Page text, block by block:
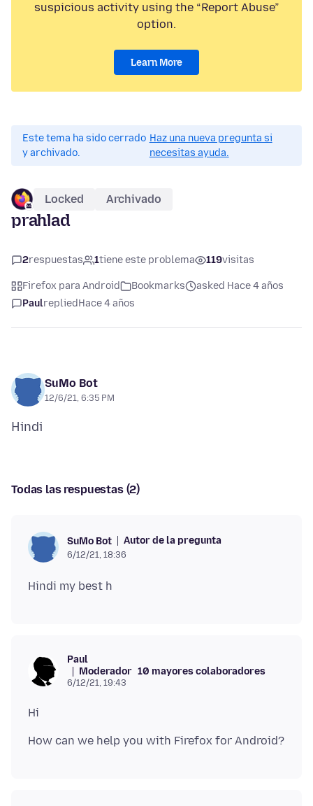
suspicious activity using the “Report Abuse”
option.
Learn More
Este tema ha sido cerrado
y archivado.
Haz una nueva pregunta si
necesitas ayuda.
Locked Archivado
prahlad
2respuestas 1tiene este problema 119visitas
Firefox para Android Bookmarks
asked Hace 4 años
PaulrepliedHace 4 años
SuMo Bot
12/6/21, 6:35 PM
Todas las respuestas (2)
SuMo Bot Autor de la pregunta
6/12/21, 18:36
Paul
Moderador 10 mayores colaboradores
6/12/21, 19:43